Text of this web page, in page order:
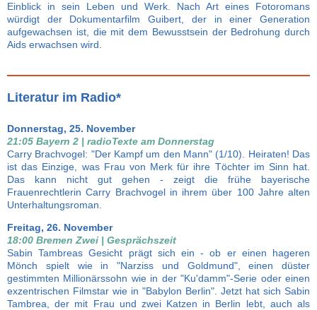
Einblick in sein Leben und Werk. Nach Art eines Fotoromans
würdigt der Dokumentarfilm Guibert, der in einer Generation
aufgewachsen ist, die mit dem Bewusstsein der Bedrohung durch
Aids erwachsen wird.
Literatur im Radio*
Donnerstag, 25. November
21:05 Bayern 2 | radioTexte am Donnerstag
Carry Brachvogel: "Der Kampf um den Mann" (1/10). Heiraten! Das
ist das Einzige, was Frau von Merk für ihre Töchter im Sinn hat.
Das kann nicht gut gehen - zeigt die frühe bayerische
Frauenrechtlerin Carry Brachvogel in ihrem über 100 Jahre alten
Unterhaltungsroman.
Freitag, 26. November
18:00 Bremen Zwei | Gesprächszeit
Sabin Tambreas Gesicht prägt sich ein - ob er einen hageren
Mönch spielt wie in "Narziss und Goldmund", einen düster
gestimmten Millionärssohn wie in der "Ku'damm"-Serie oder einen
exzentrischen Filmstar wie in "Babylon Berlin". Jetzt hat sich Sabin
Tambrea, der mit Frau und zwei Katzen in Berlin lebt, auch als